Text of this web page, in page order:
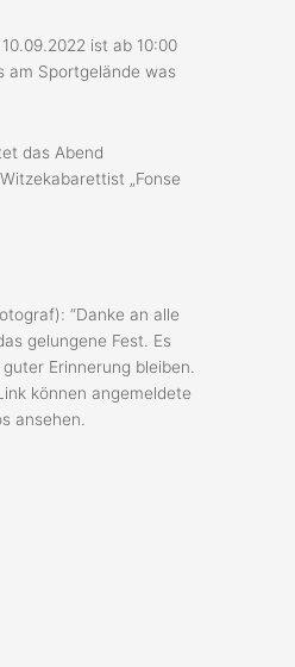
ist ab 10:00
am Sportgelände was
das Abend
„Fonse
“Danke an alle
gelungene Fest. Es
Erinnerung bleiben.
können angemeldete
ansehen.